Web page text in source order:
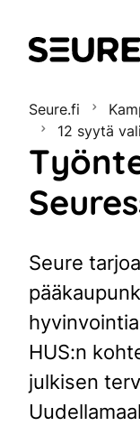
Seure
Seure.fi
12 syytä
Seure
HUS:n
julkisen